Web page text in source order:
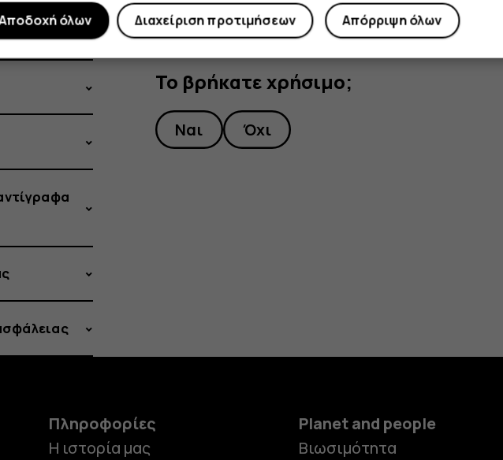
Το βρήκατε χρήσιμο;
Ναι Όχι
Πληροφορίες
Η ιστορία μας
Planet and people
Βιωσιμότητα
Απόρριψη όλων
Διαχείριση προτιμήσεων
όλων